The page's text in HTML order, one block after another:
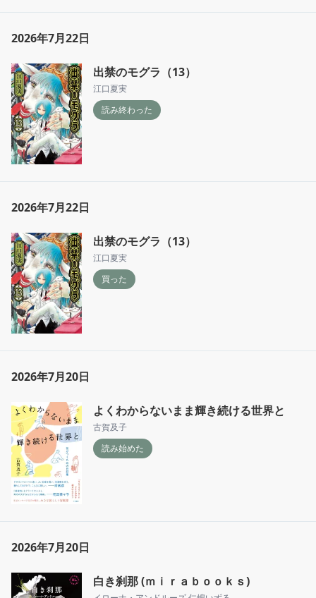
2026年7月22日
出禁のモグラ（13）
江口夏実
読み終わった
2026年7月22日
出禁のモグラ（13）
江口夏実
買った
2026年7月20日
よくわからないまま輝き続ける世界と
古賀及子
読み始めた
2026年7月20日
白き刹那 (ｍｉｒａｂｏｏｋｓ)